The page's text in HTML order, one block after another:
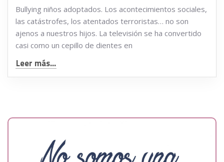
Bullying niños adoptados. Los acontecimientos sociales,
las catástrofes, los atentados terroristas… no son
ajenos a nuestros hijos. La televisión se ha convertido
casi como un cepillo de dientes en
Leer más...